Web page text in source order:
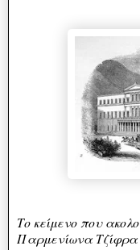
Το κείμενο που
Παρμενίωνα Τζίφρα